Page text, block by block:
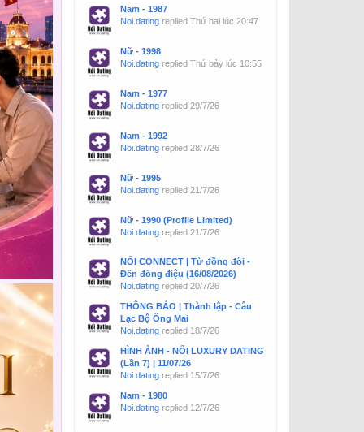
Nam - 1987
Noi.dating replied Thứ hai lúc 20:47
Nữ - 1998
Noi.dating replied Thứ bảy lúc 10:55
Nam - 1977
Noi.dating replied 29/7/26
Nam - 1992
Noi.dating replied 28/7/26
Nữ - 1995
Noi.dating replied 21/7/26
Nữ - 1990 (Profile Limited)
Noi.dating replied 21/7/26
NỐI CONNECT | Từ đồng đội -
Đến đồng điệu (16/08/2026)
Noi.dating replied 20/7/26
THÔNG BÁO | Thành lập - Câu
Lạc Bộ Ông Mai
Noi.dating replied 18/7/26
HÌNH ẢNH - NỐI LUXURY DATING
(Lần 7) | 11/07/26
Noi.dating replied 15/7/26
Nam - 1980
Noi.dating replied 12/7/26